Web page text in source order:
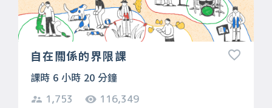
自在關係的界限課
課時 6 小時 20 分鐘
1,753 116,349